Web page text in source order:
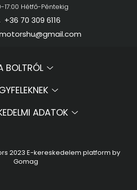
17:00 Hétfő-Péntekig
+36 70 309 6116
BOLTRÓL
ADATOK
2023 E-kereskedelem platform by
Gomag